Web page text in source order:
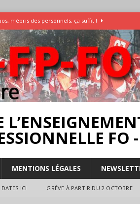
mépris des personnels, ça suffit !
de travail dans les écoles AESH
du Dr Abu Safyia – pour la Palestine
FO
MENTIONS LÉGALES
ICI GRÈVE À PARTIR DU 2 OCTOBRE